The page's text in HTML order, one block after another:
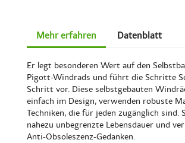
Mehr erfahren Datenblatt
Er legt besonderen Wert auf den
Pigott-Windrads und führt die Schritte
Schritt vor. Diese selbstgebauten
einfach im Design, verwenden robuste
Techniken, die für jeden zugänglich sind.
nahezu unbegrenzte Lebensdauer und
Anti-Obsoleszenz-Gedanken.